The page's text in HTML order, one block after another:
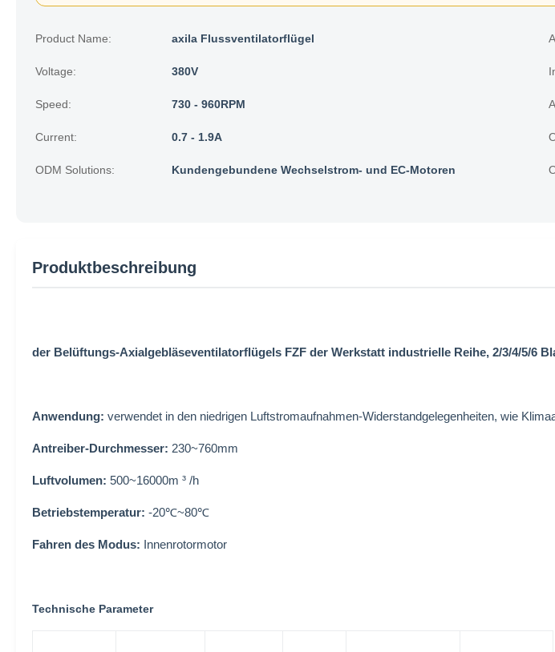
Product Name: axila Flussventilatorflügel
Voltage: 380V
Speed: 730 - 960RPM
Current: 0.7 - 1.9A
ODM Solutions: Kundengebundene Wechselstrom- und EC-Motoren
Produktbeschreibung
der Belüftungs-Axialgebläseventilatorflügels FZF der Werkstatt industrielle Reihe, 2/3/4/5/6
Anwendung: verwendet in den niedrigen Luftstromaufnahmen-Widerstandgelegenheiten, wie
Antreiber-Durchmesser: 230~760mm
Luftvolumen: 500~16000m ³ /h
Betriebstemperatur: -20℃~80℃
Fahren des Modus: Innenrotormotor
Technische Parameter